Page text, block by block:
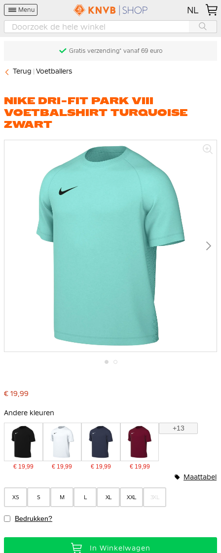
Menu NL
Gratis verzending* vanaf 69 euro
Terug Voetballers
NIKE DRI-FIT PARK VIII
VOETBALSHIRT TURQUOISE
ZWART
begin
de
€ 19,99
Andere kleuren
€ 19,99 € 19,99 € 19,99 € 19,99
+13
XS S M L XL XXL 3XL
Maattabel
Bedrukken?
In Winkelwagen